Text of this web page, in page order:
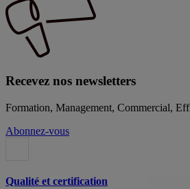
Recevez nos newsletters
Formation, Management, Commercial,
Abonnez-vous
Qualité et certification